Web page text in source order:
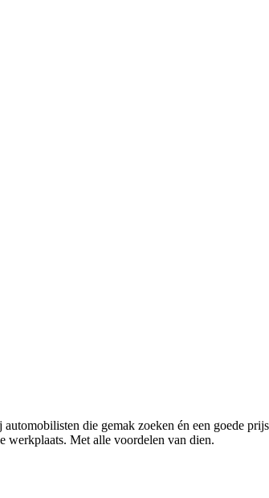
die gemak zoeken én een goede
werkplaats. Met alle voordelen van dien.